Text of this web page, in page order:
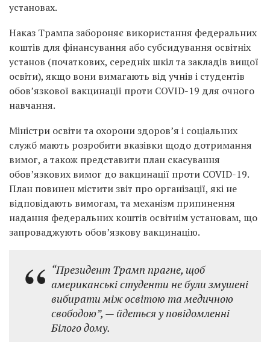
установах.
Наказ Трампа забороняє використання федеральних
коштів для фінансування або субсидування освітніх
установ (початкових, середніх шкіл та закладів вищої
освіти), якщо вони вимагають від учнів і студентів
обов’язкової вакцинації проти COVID-19 для очного
навчання.
Міністри освіти та охорони здоров’я і соціальних
служб мають розробити вказівки щодо дотримання
вимог, а також представити план скасування
обов’язкових вимог до вакцинації проти COVID-19.
План повинен містити звіт про організації, які не
відповідають вимогам, та механізм припинення
надання федеральних коштів освітнім установам, що
запроваджують обов’язкову вакцинацію.
“Президент Трамп прагне, щоб
американські студенти не були змушені
вибирати між освітою та медичною
свободою”, — йдеться у повідомленні
Білого дому.